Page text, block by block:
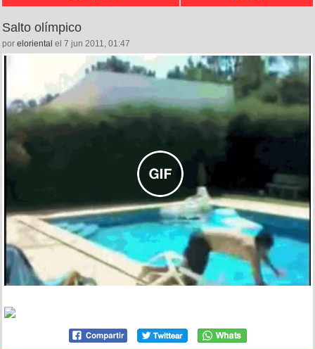
Salto olímpico
por eloriental el 7 jun 2011, 01:47